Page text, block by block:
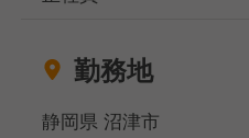
種手当といった大手企業
当社サイト、フーズラボ
かにも飲食店の求人を多
勤務地
静岡県 沼津市